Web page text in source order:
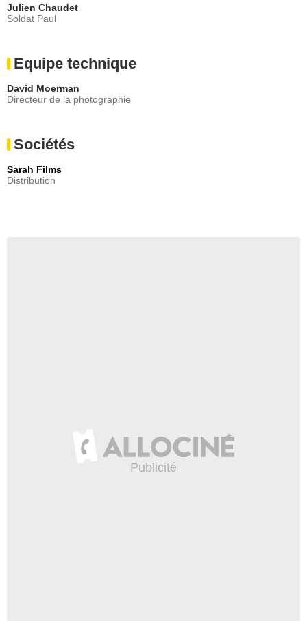
Julien Chaudet
Soldat Paul
Equipe technique
David Moerman
Directeur de la photographie
Sociétés
Sarah Films
Distribution